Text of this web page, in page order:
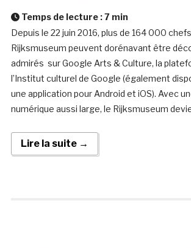
Temps de lecture :7 min
Depuis le 22 juin 2016, plus de 164 000
Rijksmuseum peuvent dorénavant être
admirés sur Google Arts & Culture, la
l’Institut culturel de Google (également
une application pour Android et iOS). Avec
numérique aussi large, le Rijksmuseum
Lire la suite →